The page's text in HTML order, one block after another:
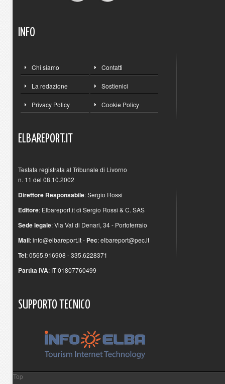
INFO
Chi siamo Contatti
La redazione Sostienici
Privacy Policy Cookie Policy
ELBAREPORT.IT
Testata registrata al Tribunale di Livorno
n. 11 del 08.10.2002
Direttore Responsabile: Sergio Rossi
Editore: Elbareport.it di Sergio Rossi & C. SAS
Sede legale: Via Val di Denari, 34 - Portoferraio
Mail:info@elbareport.it- Pec:elbareport@pec.it
Tel: 0565.916908 - 335.6228371
Partita IVA: IT 01807760499
SUPPORTO TECNICO
Top